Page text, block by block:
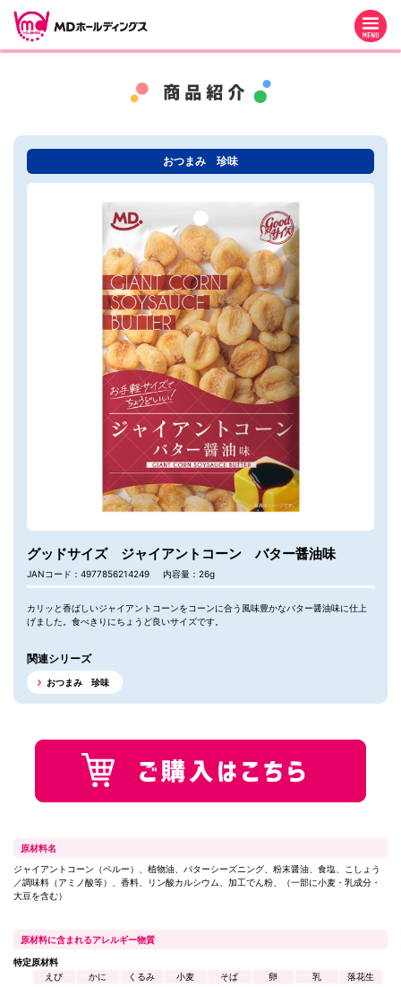
おつまみ 珍味
グッドサイズ ジャイアントコーン バター醤油味
JANコード：4977856214249 内容量：26g
カリッと香ばしいジャイアントコーンをコーンに合う風味豊かなバター醤油味に仕上
げました。食べきりにちょうど良いサイズです。
関連シリーズ
おつまみ 珍味
原材料名
ジャイアントコーン（ペルー）、植物油、バターシーズニング、粉末醤油、食塩、こしょう
／調味料（アミノ酸等）、香料、リン酸カルシウム、加工でん粉、（一部に小麦・乳成分・
大豆を含む）
原材料に含まれるアレルギー物質
特定原材料
えび
かに くるみ 小麦 そば 卵 乳 落花生